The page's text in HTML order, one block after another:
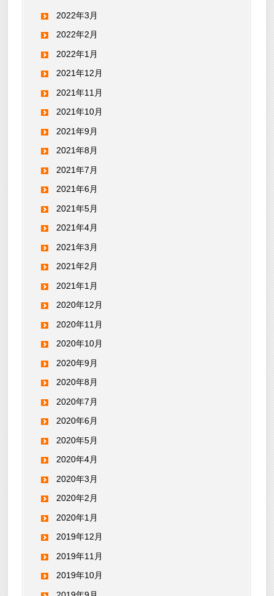
2022年3月
2022年2月
2022年1月
2021年12月
2021年11月
2021年10月
2021年9月
2021年8月
2021年7月
2021年6月
2021年5月
2021年4月
2021年3月
2021年2月
2021年1月
2020年12月
2020年11月
2020年10月
2020年9月
2020年8月
2020年7月
2020年6月
2020年5月
2020年4月
2020年3月
2020年2月
2020年1月
2019年12月
2019年11月
2019年10月